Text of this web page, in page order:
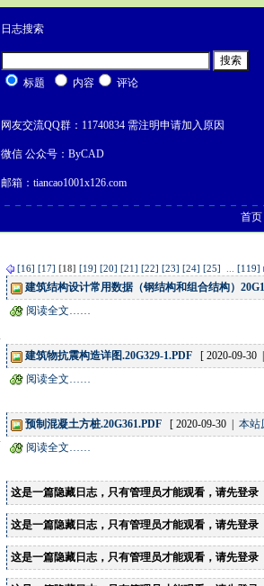
日志搜索
标题 内容 评论
网友交流QQ群：11740834 需注明申请加入原因
微信 公众号：ByCAD
邮箱：tiancao1001x126.com
首页
[16] [17] [18] [19] [20] [21] [22] [23] [24] [25] [119]
建筑结构设计常用数据（钢结构和组合结构）
阅读全文……
建筑物抗震构造详图.20G329-1.PDF [ 2020-09-30 |
阅读全文……
预制混凝土方桩.20G361.PDF [ 2020-09-30 | 本站
阅读全文……
这是一篇隐藏日志，只有管理员才能观看，请先登录
这是一篇隐藏日志，只有管理员才能观看，请先登录
这是一篇隐藏日志，只有管理员才能观看，请先登录